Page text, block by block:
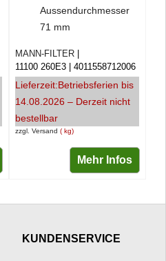
Aussendurchmesser
71 mm
zzgl. Versand kg
MANN-FILTER
11100 260E3
4011558712006
Lieferzeit:Betriebsferien bis
14.08.2026 – Derzeit nicht
bestellbar
Mehr Infos
KUNDENSERVICE